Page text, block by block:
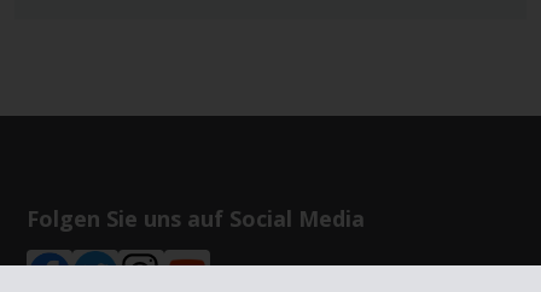
Folgen Sie uns auf Social Media